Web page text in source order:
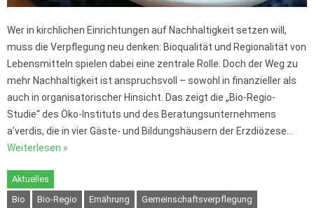
Wer in kirchlichen Einrichtungen auf Nachhaltigkeit setzen will,
muss die Verpflegung neu denken: Bioqualität und Regionalität von
Lebensmitteln spielen dabei eine zentrale Rolle. Doch der Weg zu
mehr Nachhaltigkeit ist anspruchsvoll – sowohl in finanzieller als
auch in organisatorischer Hinsicht. Das zeigt die „Bio-Regio-
Studie“ des Öko-Instituts und des Beratungsunternehmens
a’verdis, die in vier Gäste- und Bildungshäusern der Erzdiözese…
Weiterlesen »
Aktuelles
Bio
Bio-Regio Ernährung
Gemeinschaftsverpflegung